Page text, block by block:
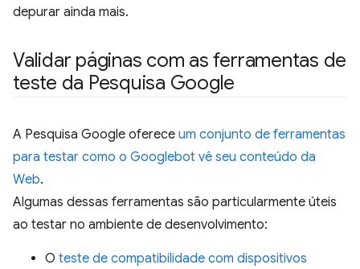
depurar ainda mais.
Validar páginas com as ferramentas de
teste da Pesquisa Google
A Pesquisa Google oferece um conjunto de ferramentas
para testar como o Googlebot vê seu conteúdo da
Web.
Algumas dessas ferramentas são particularmente úteis
ao testar no ambiente de desenvolvimento:
O teste de compatibilidade com dispositivos